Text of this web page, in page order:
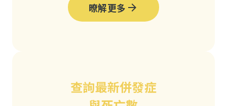
暸解更多
查詢最新併發症